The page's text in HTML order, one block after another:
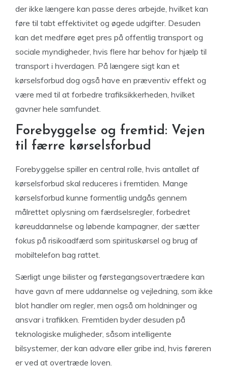
der ikke længere kan passe deres arbejde, hvilket kan
føre til tabt effektivitet og øgede udgifter. Desuden
kan det medføre øget pres på offentlig transport og
sociale myndigheder, hvis flere har behov for hjælp til
transport i hverdagen. På længere sigt kan et
kørselsforbud dog også have en præventiv effekt og
være med til at forbedre trafiksikkerheden, hvilket
gavner hele samfundet.
Forebyggelse og fremtid: Vejen
til færre kørselsforbud
Forebyggelse spiller en central rolle, hvis antallet af
kørselsforbud skal reduceres i fremtiden. Mange
kørselsforbud kunne formentlig undgås gennem
målrettet oplysning om færdselsregler, forbedret
køreuddannelse og løbende kampagner, der sætter
fokus på risikoadfærd som spirituskørsel og brug af
mobiltelefon bag rattet.
Særligt unge bilister og førstegangsovertrædere kan
have gavn af mere uddannelse og vejledning, som ikke
blot handler om regler, men også om holdninger og
ansvar i trafikken. Fremtiden byder desuden på
teknologiske muligheder, såsom intelligente
bilsystemer, der kan advare eller gribe ind, hvis føreren
er ved at overtræde loven.